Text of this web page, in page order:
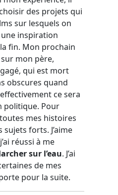
des projets qui
sur lesquels on
inspiration
fin. Mon prochain
mon père,
qui est mort
obscures quand
ce sera
politique. Pour
toutes mes histoires
forts. J’aime
réussi à me
sur l’eau. J’ai
de mes
pour la suite.